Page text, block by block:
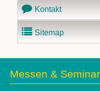
Kontakt
Sitemap
Messen &